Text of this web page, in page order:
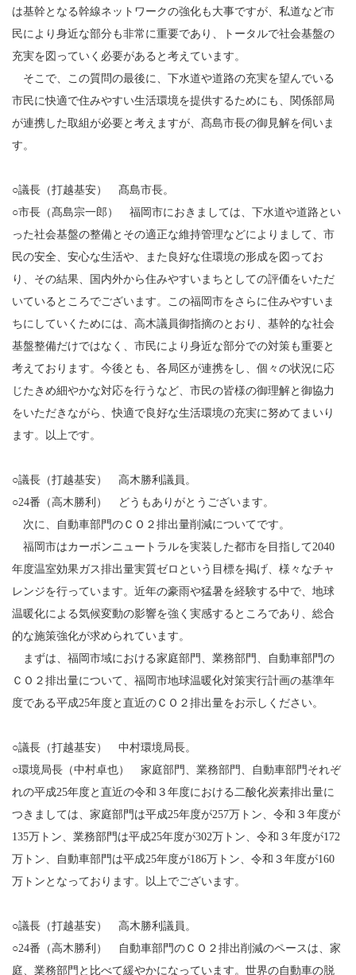
は基幹となる幹線ネットワークの強化も大事ですが、私道など市
民により身近な部分も非常に重要であり、トータルで社会基盤の
充実を図っていく必要があると考えています。
そこで、この質問の最後に、下水道や道路の充実を望んでいる
市民に快適で住みやすい生活環境を提供するためにも、関係部局
が連携した取組が必要と考えますが、髙島市長の御見解を伺いま
す。
○議長（打越基安） 髙島市長。
○市長（髙島宗一郎） 福岡市におきましては、下水道や道路とい
った社会基盤の整備とその適正な維持管理などによりまして、市
民の安全、安心な生活や、また良好な住環境の形成を図ってお
り、その結果、国内外から住みやすいまちとしての評価をいただ
いているところでございます。この福岡市をさらに住みやすいま
ちにしていくためには、高木議員御指摘のとおり、基幹的な社会
基盤整備だけではなく、市民により身近な部分での対策も重要と
考えております。今後とも、各局区が連携をし、個々の状況に応
じたきめ細やかな対応を行うなど、市民の皆様の御理解と御協力
をいただきながら、快適で良好な生活環境の充実に努めてまいり
ます。以上です。
○議長（打越基安） 高木勝利議員。
○24番（高木勝利） どうもありがとうございます。
次に、自動車部門のＣＯ２排出量削減についてです。
福岡市はカーボンニュートラルを実装した都市を目指して2040
年度温室効果ガス排出量実質ゼロという目標を掲げ、様々なチャ
レンジを行っています。近年の豪雨や猛暑を経験する中で、地球
温暖化による気候変動の影響を強く実感するところであり、総合
的な施策強化が求められています。
まずは、福岡市域における家庭部門、業務部門、自動車部門の
ＣＯ２排出量について、福岡市地球温暖化対策実行計画の基準年
度である平成25年度と直近のＣＯ２排出量をお示しください。
○議長（打越基安） 中村環境局長。
○環境局長（中村卓也） 家庭部門、業務部門、自動車部門それぞ
れの平成25年度と直近の令和３年度における二酸化炭素排出量に
つきましては、家庭部門は平成25年度が257万トン、令和３年度が
135万トン、業務部門は平成25年度が302万トン、令和３年度が172
万トン、自動車部門は平成25年度が186万トン、令和３年度が160
万トンとなっております。以上でございます。
○議長（打越基安） 高木勝利議員。
○24番（高木勝利） 自動車部門のＣＯ２排出削減のペースは、家
庭、業務部門と比べて緩やかになっています。世界の自動車の脱